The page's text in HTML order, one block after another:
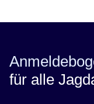
für alle